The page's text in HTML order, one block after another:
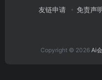
友链申请 免责声
Copyright © 2026 Ai